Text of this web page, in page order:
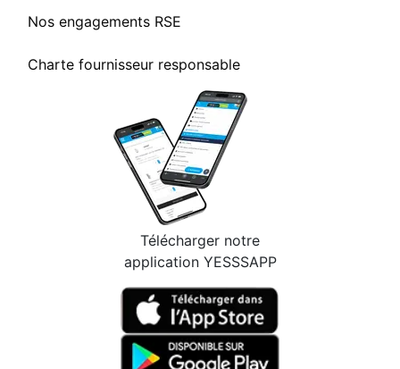
Nos engagements RSE
Charte fournisseur responsable
Télécharger notre
application YESSSAPP